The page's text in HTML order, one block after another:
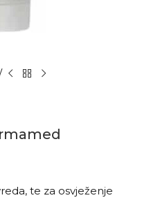
te za osvježenje